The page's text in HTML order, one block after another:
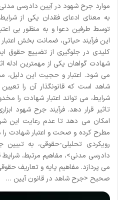
موارد جرح شهود در آیین دادرسی
به معنای ادعای فقدان یکی از
توسط طرفین دعوا و به منظور بی
این فرآیند حیاتی، ضمانت بخش
کلیدی در جلوگیری از تضییع حقوق
شهادت گواهان یکی از مهمترین
می شود. اعتبار و حجیت این دلیل،
شاهد است که قانونگذار آن را
شرایط، می تواند اعتبار شهادت را
تاثیر قرار دهد. فرآیند جرح شهود
امکان می دهد تا عدم رعایت این
مطرح کرده و صحت و اعتبار شهادت را
رویکردی تحلیلی-حقوقی، به
دادرسی مدنی>، مفاهیم مرتبط، شرایط
می پردازد. مفاهیم پایه و تعاریف
صحیح <جرح شاهد در قانون آیین …